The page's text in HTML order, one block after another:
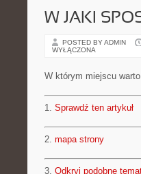
W JAKI
POSTED BY ADMIN
WYŁĄCZONA
W którym miejscu
1. Sprawdź ten artykuł
2. mapa strony
3. Odkryj podobne